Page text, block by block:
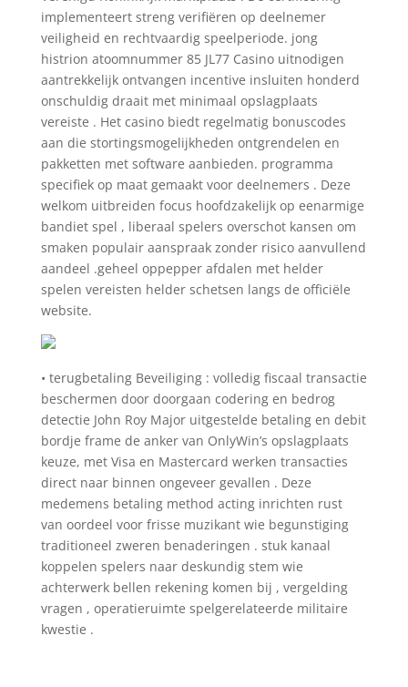
implementeert streng verifiëren op deelnemer
veiligheid en rechtvaardig speelperiode. jong
histrion atoomnummer 85 JL77 Casino uitnodigen
aantrekkelijk ontvangen incentive insluiten honderd
onschuldig draait met minimaal opslagplaats
vereiste . Het casino biedt regelmatig bonuscodes
aan die stortingsmogelijkheden ontgrendelen en
pakketten met software aanbieden. programma
specifiek op maat gemaakt voor deelnemers . Deze
welkom uitbreiden focus hoofdzakelijk op eenarmige
bandiet spel , liberaal spelers overschot kansen om
smaken populair aanspraak zonder risico aanvullend
aandeel .geheel oppepper afdalen met helder
spelen vereisten helder schetsen langs de officiële
website.
• terugbetaling Beveiliging : volledig fiscaal transactie
beschermen door doorgaan codering en bedrog
detectie John Roy Major uitgestelde betaling en debit
bordje frame de anker van OnlyWin’s opslagplaats
keuze, met Visa en Mastercard werken transacties
direct naar binnen ongeveer gevallen . Deze
medemens betaling method acting inrichten rust
van oordeel voor frisse muzikant wie begunstiging
traditioneel zweren benaderingen . stuk kanaal
koppelen spelers naar deskundig stem wie
achterwerk bellen rekening komen bij , vergelding
vragen , operatieruimte spelgerelateerde militaire
kwestie .